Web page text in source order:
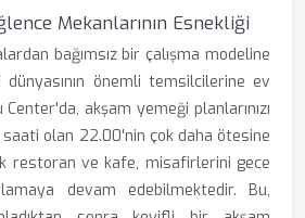
Mekanlarının Esnekliği
bağımsız bir çalışma modeline
önemli temsilcilerine ev
akşam yemeği planlarınızı
saati olan 22.00'nin çok daha ötesine
restoran ve kafe, misafirlerini gece
devam edebilmektedir. Bu,